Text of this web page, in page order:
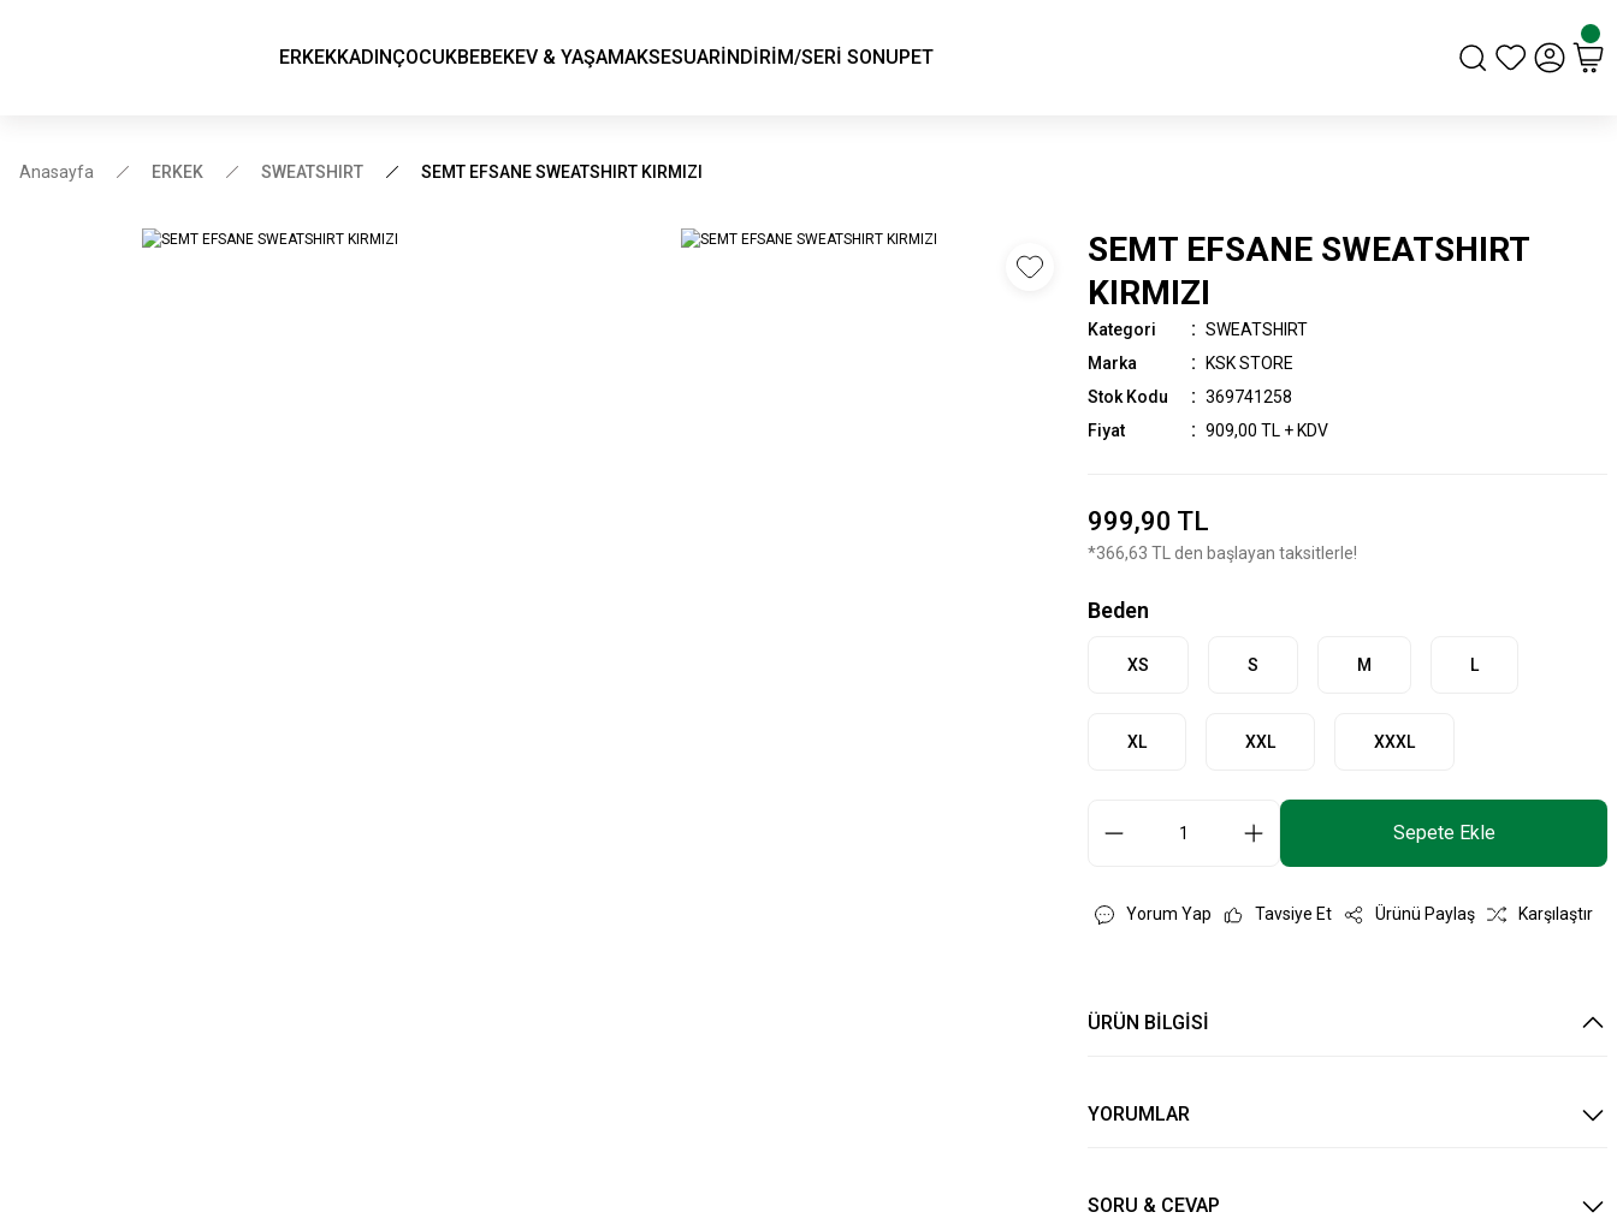
ERKEKKADINÇOCUKBEBEKEV & YAŞAMAKSESUARİNDİRİM/SERİ SONUPET
Anasayfa ERKEK SWEATSHIRT SEMT EFSANE SWEATSHIRT KIRMIZI
SEMT EFSANE SWEATSHIRT
KIRMIZI
Kategori
SWEATSHIRT
Marka
KSK STORE
Stok Kodu
369741258
Fiyat
909,00 TL + KDV
999,90 TL
*366,63 TL den başlayan taksitlerle!
Beden
XS S M L
XL XXL XXXL
Sepete Ekle
Yorum Yap Tavsiye Et Ürünü Paylaş Karşılaştır
ÜRÜN BİLGİSİ
YORUMLAR
SORU & CEVAP